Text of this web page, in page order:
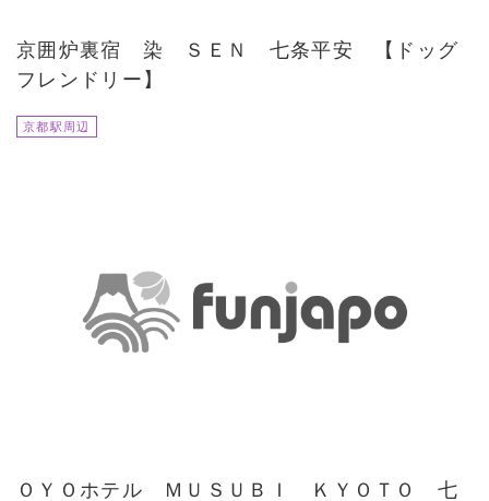
京囲炉裏宿 染 ＳＥＮ 七条平安 【ドッグ
フレンドリー】
京都駅周辺
ＯＹＯホテル ＭＵＳＵＢＩ ＫＹＯＴＯ 七